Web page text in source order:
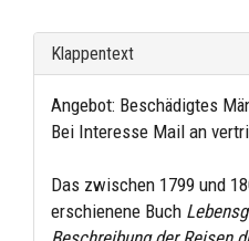
Klappentext
Angebot: Beschädigtes
Bei Interesse Mail an
Das zwischen 1799 und
erschienene Buch